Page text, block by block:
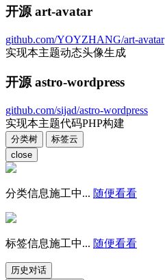
开源 art-avatar
github.com/YOYZHANG/art-avatar
实现本主题动态头像生成
开源 astro-wordpress
github.com/sijad/astro-wordpress
实现本主题代码PHP构建
分类树
标签云
close
分类信息施工中... 随便看看
标签信息施工中... 随便看看
历史对话